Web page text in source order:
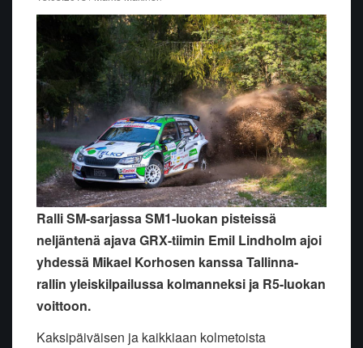
Ralli SM-sarjassa SM1-luokan pisteissä
neljäntenä ajava GRX-tiimin Emil Lindholm ajoi
yhdessä Mikael Korhosen kanssa Tallinna-
rallin yleiskilpailussa kolmanneksi ja R5-luokan
voittoon.
Kaksipäiväisen ja kaikkiaan kolmetoista